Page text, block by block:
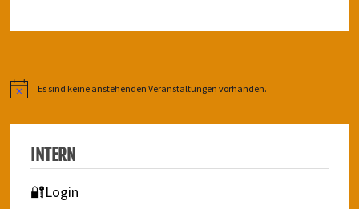
HinweisEs sind keine anstehenden Veranstaltungen vorhanden.
INTERN
🔐Login